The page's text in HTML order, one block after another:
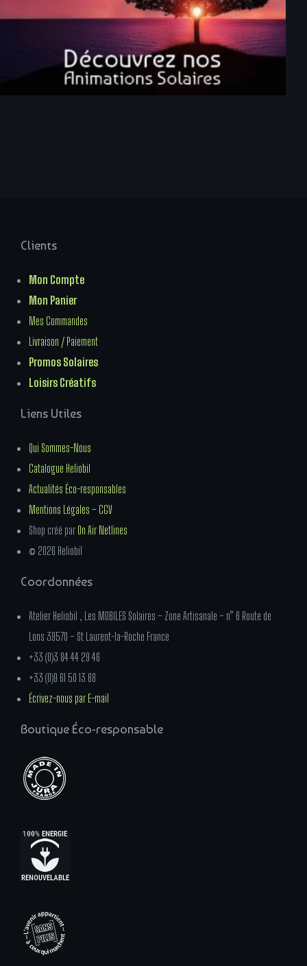
Clients
Mon Compte
Mon Panier
Mes Commandes
Livraison / Paiement
Promos Solaires
Loisirs Créatifs
Liens Utiles
Qui Sommes-Nous
Catalogue Heliobil
Actualités Éco-responsables
Mentions Légales – CGV
Shop créé par On Air Netlines
© 2026 Heliobil
Coordonnées
Atelier Heliobil , Les MOBILES Solaires – Zone Artisanale – n° 6 Route de
Lons 39570 – St Laurent-la-Roche France
+33 (0)3 84 44 29 46
+33 (0)9 61 50 13 68
Écrivez-nous par E-mail
Boutique Éco-responsable